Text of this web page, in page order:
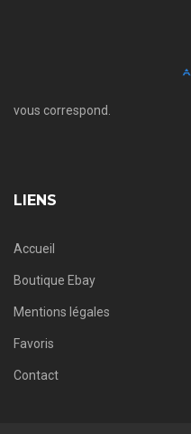
vous correspond.
LIENS
Accueil
Boutique Ebay
Mentions légales
Favoris
Contact